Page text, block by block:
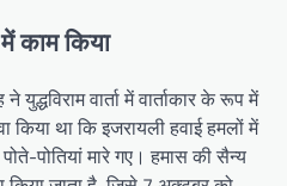
काम किया
वार्ता में वार्ताकार के रूप में
था कि इजरायली हवाई हमलों में
पोतियां मारे गए। हमास की सैन्य